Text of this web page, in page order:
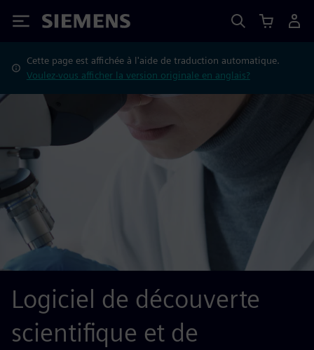
Siemens
Cette page est affichée à l'aide de traduction automatique.
Voulez-vous afficher la version originale en anglais?
Logiciel de découverte
scientifique et de